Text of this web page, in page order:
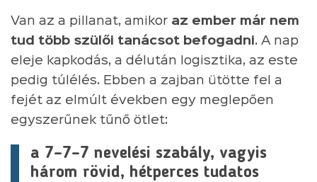
Van az a pillanat, amikor az ember már nem
tud több szülői tanácsot befogadni. A nap
eleje kapkodás, a délután logisztika, az este
pedig túlélés. Ebben a zajban ütötte fel a
fejét az elmúlt években egy meglepően
egyszerűnek tűnő ötlet:
a 7–7–7 nevelési szabály, vagyis
három rövid, hétperces tudatos